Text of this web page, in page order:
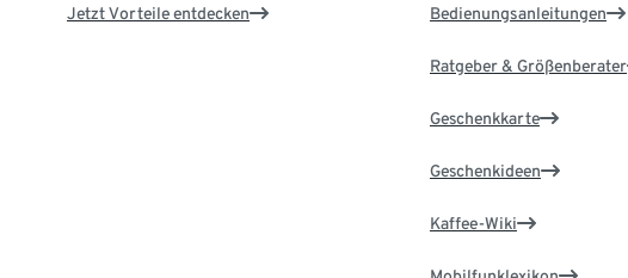
Jetzt Vorteile entdecken Bedienungsanleitungen
Ratgeber & Größenberater
Geschenkkarte
Geschenkideen
Kaffee-Wiki